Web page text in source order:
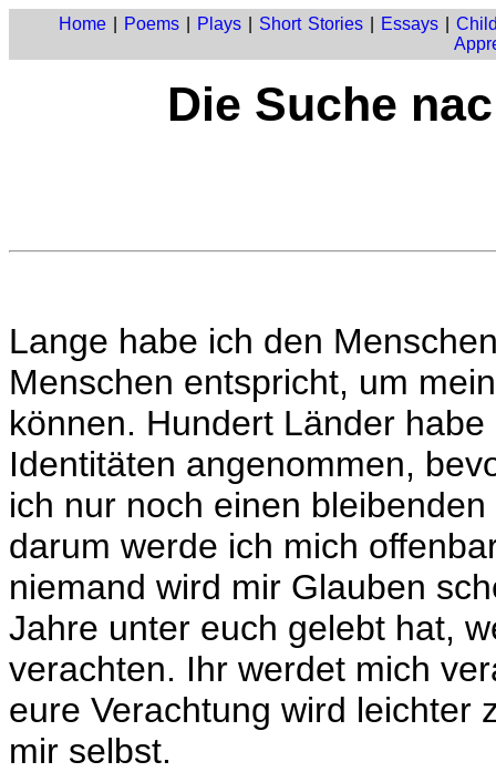
Home| Poems| Plays| Short Stories| Essays|
Die Suche
Lange habe ich den
Menschen entspricht, um
können. Hundert Länder
Identitäten angenommen,
ich nur noch einen
darum werde ich mich
niemand wird mir Glauben
Jahre unter euch gelebt hat,
verachten. Ihr werdet mich
eure Verachtung wird leichter
mir selbst.